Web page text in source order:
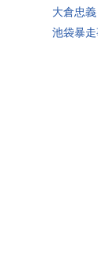
大倉忠
池袋暴